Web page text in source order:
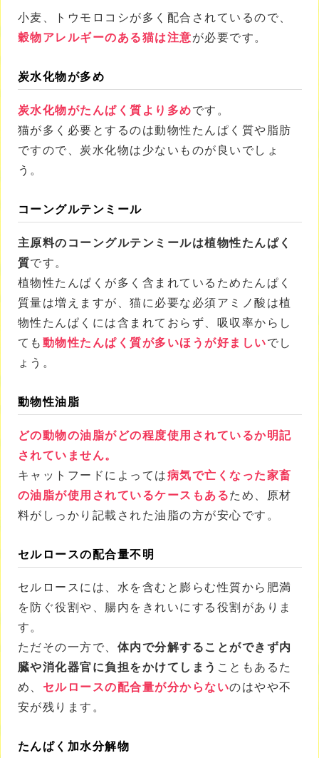
小麦、トウモロコシが多く配合されているので、
穀物アレルギーのある猫は注意が必要です。
炭水化物が多め
炭水化物がたんぱく質より多めです。
猫が多く必要とするのは動物性たんぱく質や脂肪
ですので、炭水化物は少ないものが良いでしょ
う。
コーングルテンミール
主原料のコーングルテンミールは植物性たんぱく
質です。
植物性たんぱくが多く含まれているためたんぱく
質量は増えますが、猫に必要な必須アミノ酸は植
物性たんぱくには含まれておらず、吸収率からし
ても動物性たんぱく質が多いほうが好ましいでし
ょう。
動物性油脂
どの動物の油脂がどの程度使用されているか明記
されていません。
キャットフードによっては病気で亡くなった家畜
の油脂が使用されているケースもあるため、原材
料がしっかり記載された油脂の方が安心です。
セルロースの配合量不明
セルロースには、水を含むと膨らむ性質から肥満
を防ぐ役割や、腸内をきれいにする役割がありま
す。
ただその一方で、 体内で分解することができず内
臓や消化器官に負担をかけてしまう こともあるた
め、 セルロースの配合量が分からないのはやや不
安が残ります。
たんぱく加水分解物